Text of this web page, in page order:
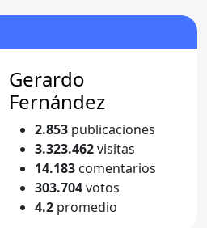
Gerardo
Fernández
2.853 publicaciones
3.323.462visitas
14.183 comentarios
303.704votos
4.2 promedio